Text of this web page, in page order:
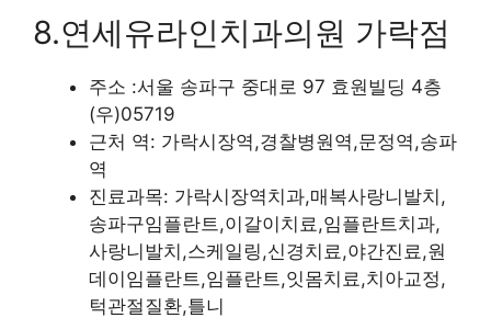
8.연세유라인치과의원 가락점
주소 :서울 송파구 중대로 97 효원빌딩 4층
(우)05719
근처 역: 가락시장역,경찰병원역,문정역,송파
역
진료과목: 가락시장역치과,매복사랑니발치,
송파구임플란트,이갈이치료,임플란트치과,
사랑니발치,스케일링,신경치료,야간진료,원
데이임플란트,임플란트,잇몸치료,치아교정,
턱관절질환,틀니